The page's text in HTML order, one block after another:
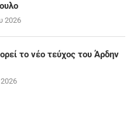
2026
το νέο τεύχος του Άρδην
2026